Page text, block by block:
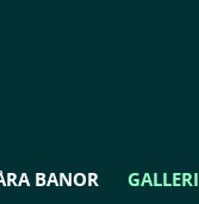
BANOR GALLERI